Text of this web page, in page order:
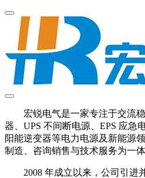
宏锐电气是一家专注于交流稳
器、UPS 不间断电源、EPS 应急
阳能逆变器等电力电源及新能源
制造、咨询销售与技术服务为一
2008 年成立以来，公司引进